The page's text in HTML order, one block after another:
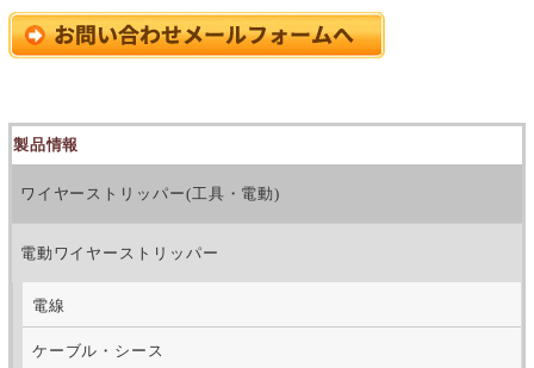
製品情報
ワイヤーストリッパー(工具・電動)
電動ワイヤーストリッパー
電線
ケーブル・シース